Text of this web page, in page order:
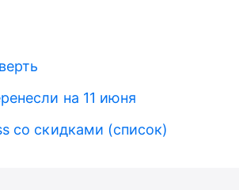
на 11 июня
со скидками (список)